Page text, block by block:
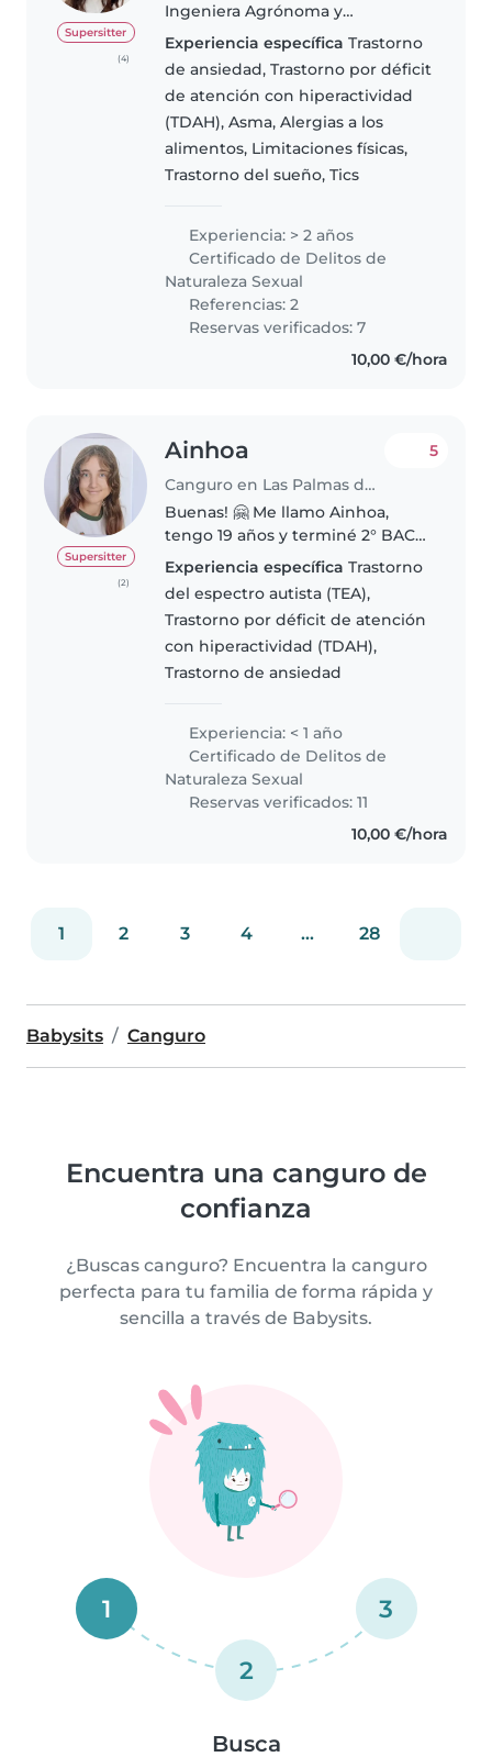
Supersitter
(4)
Ingeniera Agrónoma y
actualmente estoy redactando
mi TFM del Máster en Gestión
Ambiental y Biodiversidad. Mi
objetivo es ofrecer un cuidado
de calidad..
Experiencia específica Trastorno
de ansiedad, Trastorno por déficit
de atención con hiperactividad
(TDAH), Asma, Alergias a los
alimentos, Limitaciones físicas,
Trastorno del sueño, Tics
Experiencia: > 2 años
Certificado de Delitos de
Naturaleza Sexual
Referencias: 2
Reservas verificados: 7
10,00 €/hora
Supersitter
(2)
Ainhoa
Canguro en Las Palmas de Gran Canaria
5
Buenas! 🤗 Me llamo Ainhoa,
tengo 19 años y terminé 2° BACH
de Artes Plásticas 🎨.
Actualmente estoy esperando
plaza en un CFGS en Santa Cruz
de Tenerife ✨y estoy sacándome
el carnet..
Experiencia específica Trastorno
del espectro autista (TEA),
Trastorno por déficit de atención
con hiperactividad (TDAH),
Trastorno de ansiedad
Experiencia: < 1 año
Certificado de Delitos de
Naturaleza Sexual
Reservas verificados: 11
10,00 €/hora
1 2 3 4 ... 28
Babysits Canguro
Encuentra una canguro de
confianza
¿Buscas canguro? Encuentra la canguro
perfecta para tu familia de forma rápida y
sencilla a través de Babysits.
1
2
3
Busca